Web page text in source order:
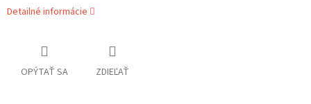
Detailné informácie
OPÝTAŤ SA ZDIEĽAŤ